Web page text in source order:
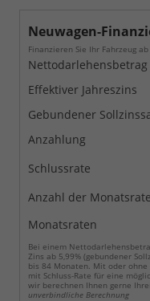
Neuwagen-
Finanzieren Sie Ihr Fahrzeug
Nettodarlehensbetrag
Effektiver Jahreszins
Gebundener
Anzahlung
Schlussrate
Anzahl der
Monatsraten
Bei einem
Zins ab 5,99% (gebundener
bis 84 Monaten. Mit oder ohne
mit Schluss-Rate für eine
wir berechnen Ihnen gerne
unverbindliche Berechnung